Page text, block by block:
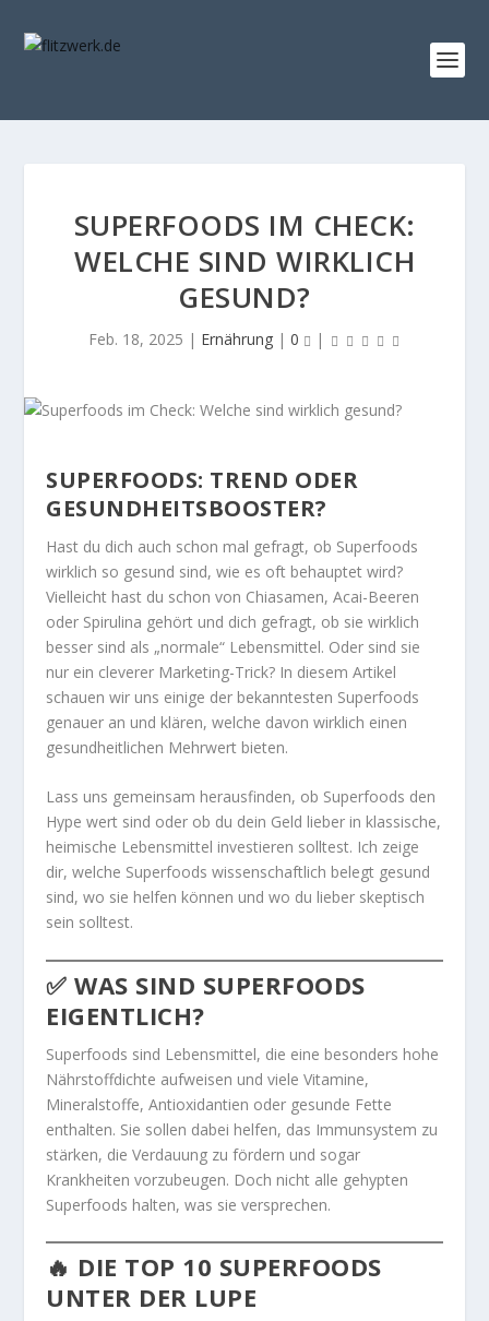
SUPERFOODS IM CHECK:
WELCHE SIND WIRKLICH
GESUND?
Feb. 18, 2025 | Ernährung | 0 |
SUPERFOODS: TREND ODER
GESUNDHEITSBOOSTER?
Hast du dich auch schon mal gefragt, ob Superfoods
wirklich so gesund sind, wie es oft behauptet wird?
Vielleicht hast du schon von Chiasamen, Acai-Beeren
oder Spirulina gehört und dich gefragt, ob sie wirklich
besser sind als „normale“ Lebensmittel. Oder sind sie
nur ein cleverer Marketing-Trick? In diesem Artikel
schauen wir uns einige der bekanntesten Superfoods
genauer an und klären, welche davon wirklich einen
gesundheitlichen Mehrwert bieten.
Lass uns gemeinsam herausfinden, ob Superfoods den
Hype wert sind oder ob du dein Geld lieber in klassische,
heimische Lebensmittel investieren solltest. Ich zeige
dir, welche Superfoods wissenschaftlich belegt gesund
sind, wo sie helfen können und wo du lieber skeptisch
sein solltest.
✅ WAS SIND SUPERFOODS
EIGENTLICH?
Superfoods sind Lebensmittel, die eine besonders hohe
Nährstoffdichte aufweisen und viele Vitamine,
Mineralstoffe, Antioxidantien oder gesunde Fette
enthalten. Sie sollen dabei helfen, das Immunsystem zu
stärken, die Verdauung zu fördern und sogar
Krankheiten vorzubeugen. Doch nicht alle gehypten
Superfoods halten, was sie versprechen.
🔥 DIE TOP 10 SUPERFOODS
UNTER DER LUPE